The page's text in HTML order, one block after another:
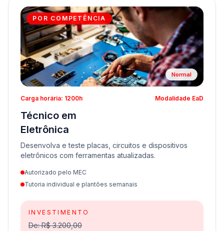
POR COMPETÊNCIA
Normal
Carga horária: 1200h Modalidade EaD
Técnico em
Eletrônica
Desenvolva e teste placas, circuitos e dispositivos
eletrônicos com ferramentas atualizadas.
Autorizado pelo MEC
Tutoria individual e plantões semanais
INVESTIMENTO
De: R$ 3.200,00